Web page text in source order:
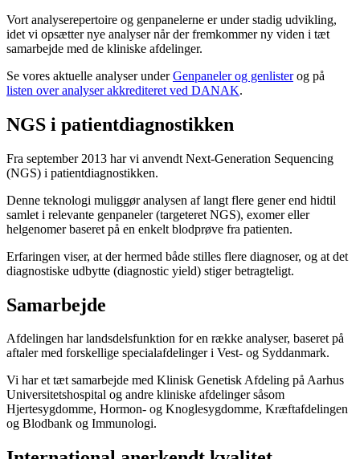
Vort analyserepertoire og genpanelerne er under stadig udvikling,
idet vi opsætter nye analyser når der fremkommer ny viden i tæt
samarbejde med de kliniske afdelinger.
Se vores aktuelle analyser underGenpaneler og genlisterog på
listen over analyser akkrediteret ved DANAK.
NGS i patientdiagnostikken
Fra september 2013 har vi anvendt Next-Generation Sequencing
(NGS) i patientdiagnostikken.
Denne teknologi muliggør analysen af langt flere gener end hidtil
samlet i relevante genpaneler (targeteret NGS), exomer eller
helgenomer baseret på en enkelt blodprøve fra patienten.
Erfaringen viser, at der hermed både stilles flere diagnoser, og at det
diagnostiske udbytte (diagnostic yield) stiger betragteligt.
Samarbejde
Afdelingen har landsdelsfunktion for en række analyser, baseret på
aftaler med forskellige specialafdelinger i Vest- og Syddanmark.
Vi har et tæt samarbejde med Klinisk Genetisk Afdeling på Aarhus
Universitetshospital og andre kliniske afdelinger såsom
Hjertesygdomme, Hormon- og Knoglesygdomme, Kræftafdelingen
og Blodbank og Immunologi.